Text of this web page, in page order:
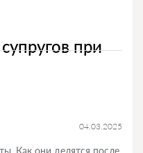
при
04.03.2025
Как они делятся после